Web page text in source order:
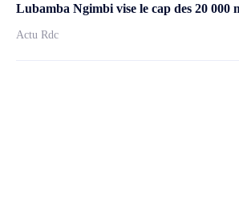
Lubamba Ngimbi vise le cap des 20 000
Actu Rdc